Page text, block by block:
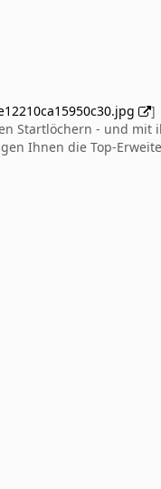
]
Startlöchern - und
Ihnen die Top-